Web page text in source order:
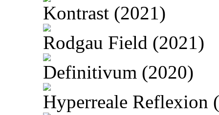
Kontrast (2021)
Rodgau Field (2021)
Definitivum (2020)
Hyperreale Reflexion